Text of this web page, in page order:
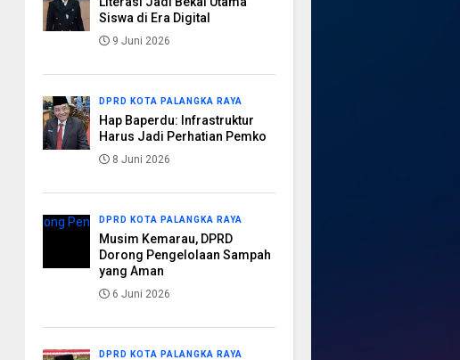
Siswa di Era Digital
9 Juni 2026
DPRD KOTA PALANGKA RAYA
Hap Baperdu: Infrastruktur
Harus Jadi Perhatian Pemko
8 Juni 2026
DPRD KOTA PALANGKA RAYA
Musim Kemarau, DPRD
Dorong Pengelolaan Sampah
yang Aman
6 Juni 2026
DPRD KOTA PALANGKA RAYA